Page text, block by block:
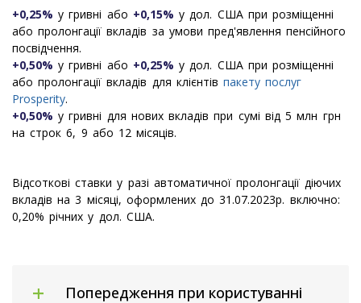
+0,25% у гривні або +0,15% у дол. США при розміщенні
або пролонгації вкладів за умови пред'явлення пенсійного
посвідчення.
+0,50% у гривні або +0,25% у дол. США при розміщенні
або пролонгації вкладів для клієнтівпакету послуг
Prosperity.
+0,50% у гривні для нових вкладів при сумі від 5 млн грн
на строк 6, 9 або 12 місяців.
Відсоткові ставки у разі автоматичної пролонгації діючих
вкладів на 3 місяці, оформлених до 31.07.2023р. включно:
0,20% річних у дол. США.
Попередження при користуванні